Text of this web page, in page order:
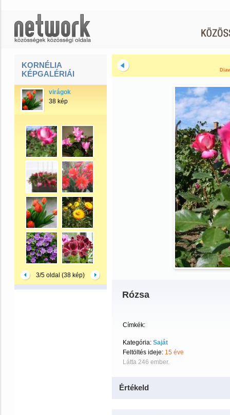
KORNÉLIA
KÉPGALÉRIÁI
virágok
38 kép
3/5 oldal (38 kép)
Rózsa
Címkék:
Kategória: Saját
Feltöltés ideje: 15 éve
Látta 246 ember.
Értékeld